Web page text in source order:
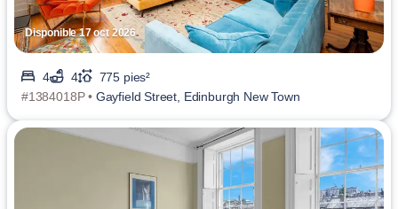
Disponible 17 oct 2026
4 4
775 pies²
#1384018P • Gayfield Street, Edinburgh New Town